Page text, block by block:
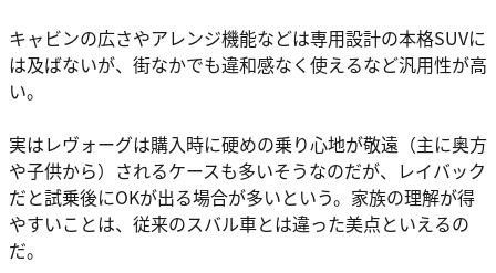
キャビンの広さやアレンジ機能などは専用設計の本格SUVに
は及ばないが、街なかでも違和感なく使えるなど汎用性が高
い。
実はレヴォーグは購入時に硬めの乗り心地が敬遠（主に奥方
や子供から）されるケースも多いそうなのだが、レイバック
だと試乗後にOKが出る場合が多いという。家族の理解が得
やすいことは、従来のスバル車とは違った美点といえるの
だ。